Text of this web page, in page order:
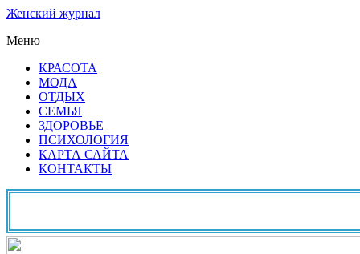
Женский журнал
Меню
КРАСОТА
МОДА
ОТДЫХ
СЕМЬЯ
ЗДОРОВЬЕ
ПСИХОЛОГИЯ
КАРТА САЙТА
КОНТАКТЫ